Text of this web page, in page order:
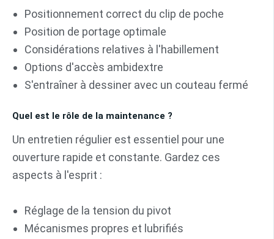
Positionnement correct du clip de poche
Position de portage optimale
Considérations relatives à l'habillement
Options d'accès ambidextre
S'entraîner à dessiner avec un couteau fermé
Quel est le rôle de la maintenance ?
Un entretien régulier est essentiel pour une
ouverture rapide et constante. Gardez ces
aspects à l'esprit :
Réglage de la tension du pivot
Mécanismes propres et lubrifiés